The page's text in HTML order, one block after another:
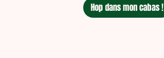
Hop dans mon cabas !